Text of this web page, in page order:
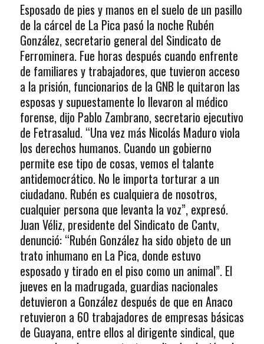
Esposado de pies y manos en el suelo de un pasillo
de la cárcel de La Pica pasó la noche Rubén
González, secretario general del Sindicato de
Ferrominera. Fue horas después cuando enfrente
de familiares y trabajadores, que tuvieron acceso
a la prisión, funcionarios de la GNB le quitaron las
esposas y supuestamente lo llevaron al médico
forense, dijo Pablo Zambrano, secretario ejecutivo
de Fetrasalud. “Una vez más Nicolás Maduro viola
los derechos humanos. Cuando un gobierno
permite ese tipo de cosas, vemos el talante
antidemocrático. No le importa torturar a un
ciudadano. Rubén es cualquiera de nosotros,
cualquier persona que levanta la voz”, expresó.
Juan Véliz, presidente del Sindicato de Cantv,
denunció: “Rubén González ha sido objeto de un
trato inhumano en La Pica, donde estuvo
esposado y tirado en el piso como un animal”. El
jueves en la madrugada, guardias nacionales
detuvieron a González después de que en Anaco
retuvieron a 60 trabajadores de empresas básicas
de Guayana, entre ellos al dirigente sindical, que